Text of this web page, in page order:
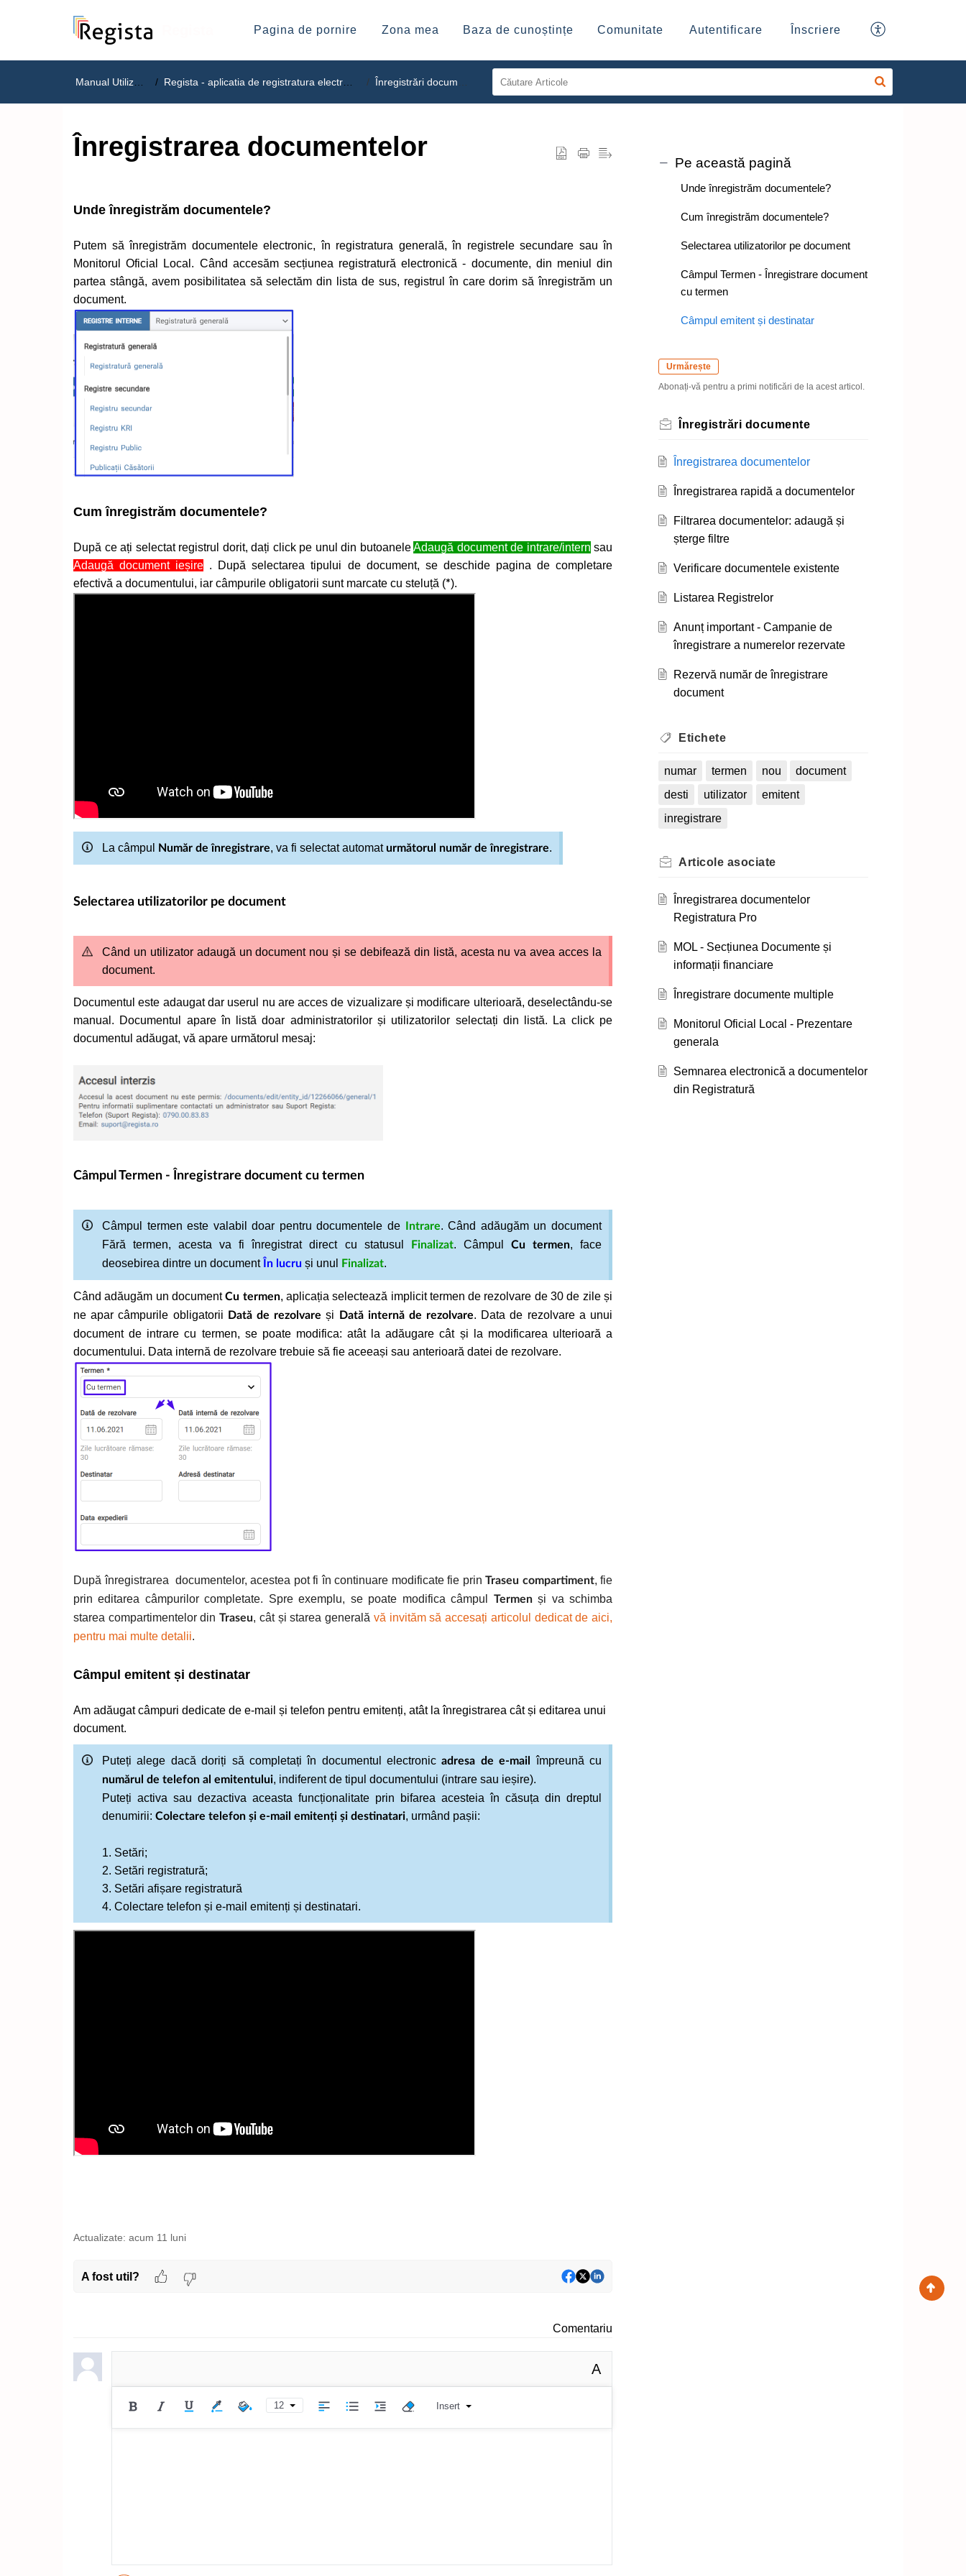
Pagina de pornire Zona mea Baza de cunoștințe Comunitate Autentificare Înscriere
Regista - aplicatia de registratura electronica Înregistrări documente
Înregistrarea documentelor
Unde înregistrăm documentele?
Putem să înregistrăm documentele electronic, în registratura generală, în registrele secundare sau în
Monitorul Oficial Local. Când accesăm secțiunea registratură electronică - documente, din meniul din
partea stângă, avem posibilitatea să selectăm din lista de sus, registrul în care dorim să înregistrăm un
document.
Cum înregistrăm documentele?
După ce ați selectat registrul dorit, dați click pe unul din butoaneleAdaugă document de intrare/intern sau
Adaugă document ieșire . După selectarea tipului de document, se deschide pagina de completare
efectivă a documentului, iar câmpurile obligatorii sunt marcate cu steluță (*).
La câmpul Număr de înregistrare, va fi selectat automaturmătorul număr de înregistrare.
Selectarea utilizatorilor pe document
Când un utilizator adaugă un document nou și se debifează din listă, acesta nu va avea acces la
document.
Documentul este adaugat dar userul nu are acces de vizualizare și modificare ulterioară, deselectându-se
manual. Documentul apare în listă doar administratorilor și utilizatorilor selectați din listă. La click pe
documentul adăugat, vă apare următorul mesaj:
Câmpul Termen - Înregistrare document cu termen
Câmpul termen este valabil doar pentru documentele de Intrare. Când adăugăm un document
Fără termen, acesta va fi înregistrat direct cu statusul
Finalizat. Câmpul Cu termen, face
deosebirea dintre un document În lucru și unul Finalizat.
Când adăugăm un documentCu termen, aplicația selectează implicit termen de rezolvare de 30 de zile și
ne apar câmpurile obligatorii
Dată de rezolvare și Dată internă de rezolvare. Data de rezolvare a unui
document de intrare cu termen, se poate modifica: atât la adăugare cât și la modificarea ulterioară a
documentului. Data internă de rezolvare trebuie să fie aceeași sau anterioară datei de rezolvare.
După înregistrarea documentelor, acestea pot fi în continuare modificate fie prin Traseu compartiment, fie
prin editarea câmpurilor completate. Spre exemplu, se poate modifica câmpul Termenși va schimba
starea compartimentelor dinTraseu, cât și starea generală vă invităm să accesați articolul dedicat de aici,
pentru mai multe detalii.
Câmpul emitent și destinatar
Am adăugat câmpuri dedicate de e-mail și telefon pentru emitenți, atât la înregistrarea cât și editarea unui
document.
Puteți alege dacă doriți să completați în documentul electronicadresa de e-mail împreună cu
numărul de telefon al emitentului, indiferent de tipul documentului (intrare sau ieșire).
Puteți activa sau dezactiva aceasta funcționalitate prin bifarea acesteia în căsuța din dreptul
denumirii: Colectare telefon și e-mail emitenți și destinatari, urmând pașii:
1. Setări;
2. Setări registratură;
3. Setări afișare registratură
4. Colectare telefon și e-mail emitenți și destinatari.
Actualizate: acum 11 luni
A fost util?
Comentariu
A
12 Insert
Pe această pagină
Unde înregistrăm documentele?
Cum înregistrăm documentele?
Selectarea utilizatorilor pe document
Câmpul Termen - Înregistrare document
cu termen
Câmpul emitent și destinatar
Urmărește
Abonați-vă pentru a primi notificări de la acest articol.
Înregistrări documente
Înregistrarea documentelor
Înregistrarea rapidă a documentelor
Filtrarea documentelor: adaugă și
șterge filtre
Verificare documentele existente
Listarea Registrelor
Anunț important - Campanie de
înregistrare a numerelor rezervate
Rezervă număr de înregistrare
document
Etichete
numar termen nou
document
desti
utilizator
emitent
inregistrare
Articole asociate
Înregistrarea documentelor
Registratura Pro
MOL - Secțiunea Documente și
informații financiare
Înregistrare documente multiple
Monitorul Oficial Local - Prezentare
generala
Semnarea electronică a documentelor
din Registratură